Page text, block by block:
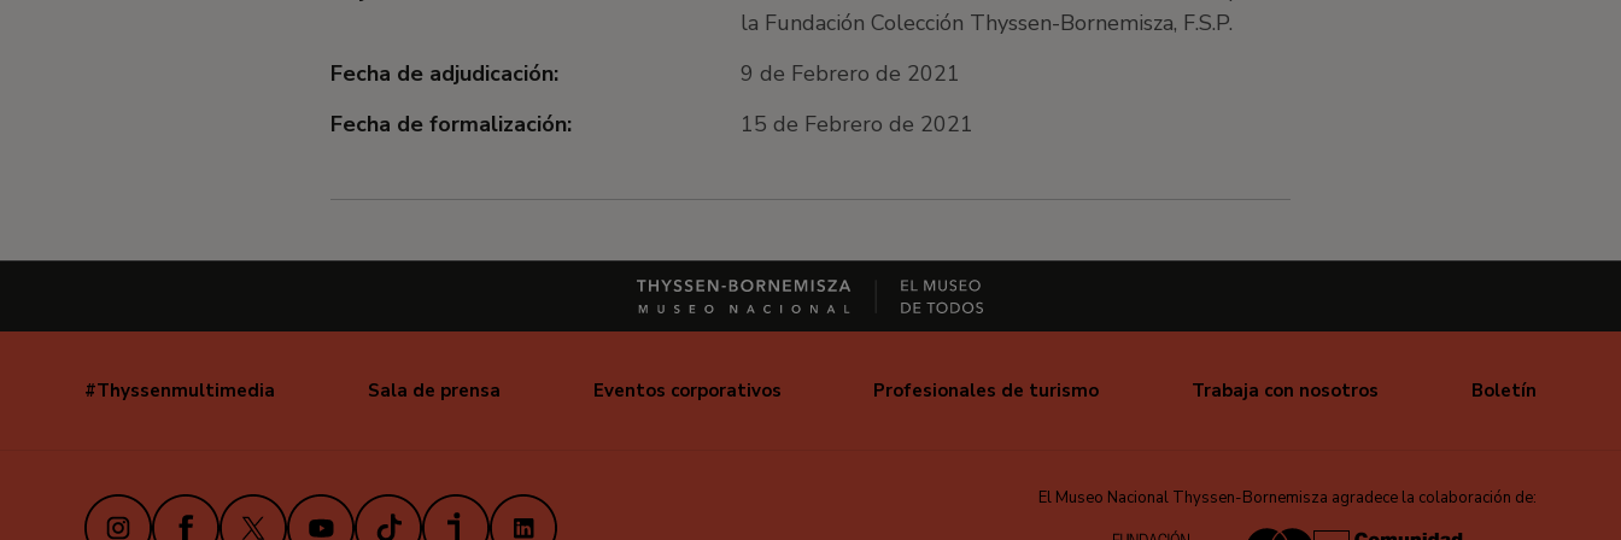
la Fundación Colección Thyssen-Bornemisza, F.S.P.
Fecha de adjudicación:
9 de Febrero de 2021
Fecha de formalización:
15 de Febrero de 2021
Navegación
#Thyssenmultimedia Sala de prensa Eventos corporativos Profesionales de turismo Trabaja con nosotros Boletín
InstagramFacebook
X YoutubeTikTokiVoox LinkedIn El Museo Nacional Thyssen-Bornemisza agradece la colaboración de: